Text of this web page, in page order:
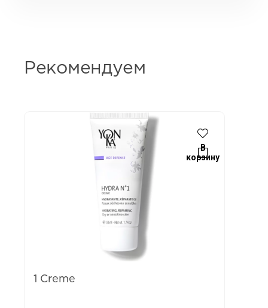
Рекомендуем
В
корзину
1 Creme